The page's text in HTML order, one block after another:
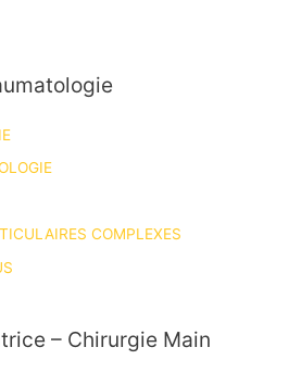
COMPLEXES
– Chirurgie Main